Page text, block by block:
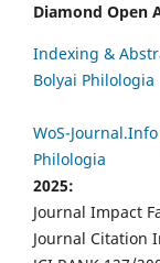
Diamond Open
Indexing &
Bolyai Philologia
WoS-
Philologia
2025:
Journal Impact
Journal Citation